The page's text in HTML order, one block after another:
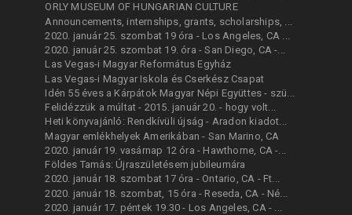
ORLY MUSEUM OF HUNGARIAN CULTURE
Announcements, internships, grants, scholarships, ...
2020. január 25. szombat 19 óra - Los Angeles, CA ...
2020. január 25. szombat 19. óra - San Diego, CA -...
Las Vegas-i Magyar Református Egyház
Las Vegas-i Magyar Iskola és Cserkész Csapat
Idén 55 éves a Kárpátok Magyar Népi Együttes - szü...
Felidézzük a múltat - 2015. január 20. - hogy volt...
Heti könyvajánló: Rendkívüli újság - Aradon kiadot...
Magyar emlékhelyek Amerikában - San Marino, CA
2020. január 19. vasárnap 12 óra - Hawthorne, CA -...
Földes Tamás: Újraszületésem jubileumára
2020. január 18. szombat 17 óra - Ontario, CA - Ft...
2020. január 18. szombat, 15 óra - Reseda, CA - Né...
2020. január 17. péntek 19.30 - Los Angeles, CA - ...